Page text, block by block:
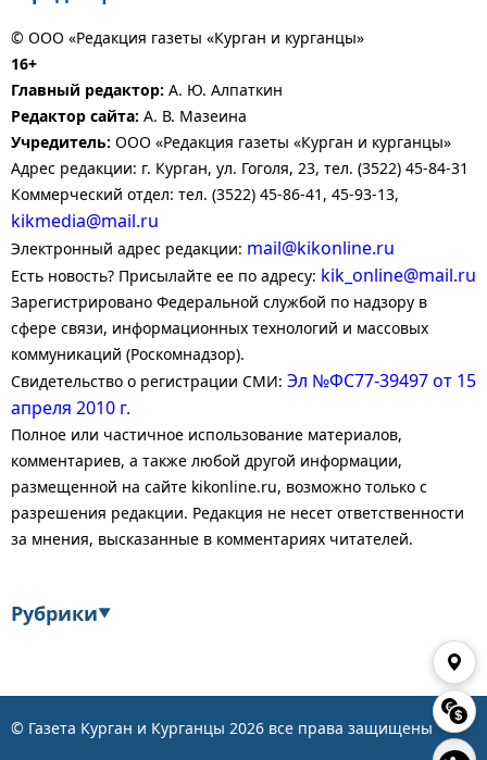
© ООО «Редакция газеты «Курган и курганцы»
16+
Главный редактор: А. Ю. Алпаткин
Редактор сайта: А. В. Мазеина
Учредитель: ООО «Редакция газеты «Курган и курганцы»
Адрес редакции: г. Курган, ул. Гоголя, 23, тел. (3522) 45-84-31
Коммерческий отдел: тел. (3522) 45-86-41, 45-93-13,
kikmedia@mail.ru
Электронный адрес редакции: mail@kikonline.ru
Есть новость? Присылайте ее по адресу: kik_online@mail.ru
Зарегистрировано Федеральной службой по надзору в
сфере связи, информационных технологий и массовых
коммуникаций (Роскомнадзор).
Свидетельство о регистрации СМИ: Эл №ФС77-39497 от 15
апреля 2010 г.
Полное или частичное использование материалов,
комментариев, а также любой другой информации,
размещенной на сайте kikonline.ru, возможно только с
разрешения редакции. Редакция не несет ответственности
за мнения, высказанные в комментариях читателей.
Рубрики▼
© Газета Курган и Курганцы 2026 все права защищены